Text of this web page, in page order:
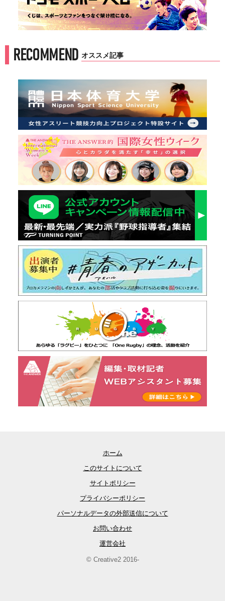
RECOMMEND オススメ記事
ホーム
このサイトについて
サイトポリシー
プライバシーポリシー
パーソナルデータの外部送信について
お問い合わせ
運営会社
© Creative2 2016-